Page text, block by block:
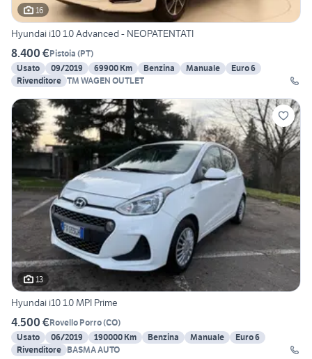
16
Hyundai i10 1.0 Advanced - NEOPATENTATI
8.400 €Pistoia (PT)
Usato
09/2019 69900 Km Benzina Manuale
Euro 6
Rivenditore TM WAGEN OUTLET
13
Hyundai i10 1.0 MPI Prime
4.500 €Rovello Porro(CO)
Usato
06/2019 190000 Km Benzina Manuale
Euro 6
Rivenditore BASMA AUTO